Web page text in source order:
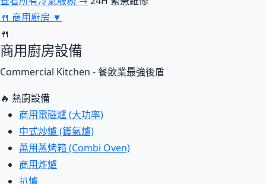
🍴 商用廚房 ▼
🍴
商用廚房設備
Commercial Kitchen - 餐飲業最強後盾
🔥 熱廚設備
商用電磁爐 (大功率)
中式炒爐 (鑊氣爐)
萬用蒸烤箱 (Combi Oven)
商用炸爐
扒爐